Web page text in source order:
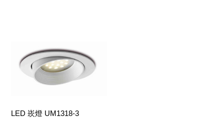
LED 崁燈 UM1318-3